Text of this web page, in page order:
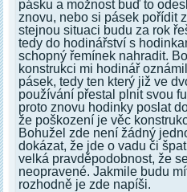
pásku a možnost buď to
znovu, nebo si pásek pořídit
stejnou situaci budu za rok
tedy do hodinářství s
schopný řemínek nahradit.
konstrukci mi hodinář
pásek, tedy ten který již ve
používání přestal plnit svou
proto znovu hodinky poslat
že poškození je věc
Bohužel zde není žádný
dokázat, že jde o vadu či
velká pravděpodobnost, že
neopravené. Jakmile budu
rozhodně je zde napíši.